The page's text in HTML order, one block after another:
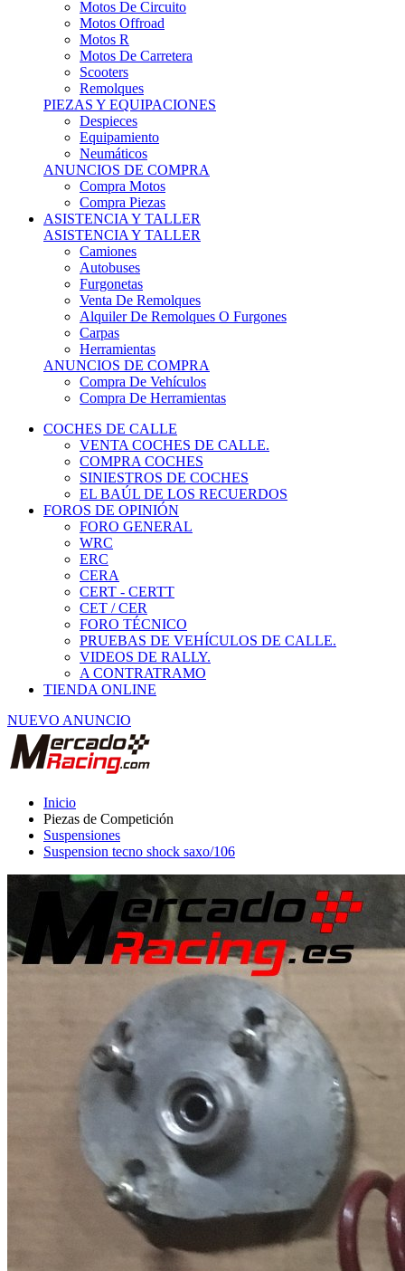
Motos R
Motos De Carretera
Scooters
Remolques
PIEZAS Y EQUIPACIONES
Despieces
Equipamiento
Neumáticos
ANUNCIOS DE COMPRA
Compra Motos
Compra Piezas
ASISTENCIA Y TALLER
ASISTENCIA Y TALLER
Camiones
Autobuses
Furgonetas
Venta De Remolques
Alquiler De Remolques O Furgones
Carpas
Herramientas
ANUNCIOS DE COMPRA
Compra De Vehículos
Compra De Herramientas
COCHES DE CALLE
VENTA COCHES DE CALLE.
COMPRA COCHES
SINIESTROS DE COCHES
EL BAÚL DE LOS RECUERDOS
FOROS DE OPINIÓN
FORO GENERAL
WRC
ERC
CERA
CERT - CERTT
CET / CER
FORO TÉCNICO
PRUEBAS DE VEHÍCULOS DE CALLE.
VIDEOS DE RALLY.
A CONTRATRAMO
TIENDA ONLINE
NUEVO ANUNCIO
Piezas de Competición
Suspensiones
Suspension tecno shock saxo/106